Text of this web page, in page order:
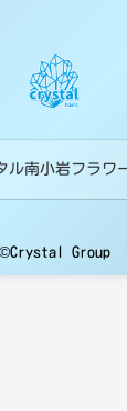
ル南小岩フラワ
©Crystal Group